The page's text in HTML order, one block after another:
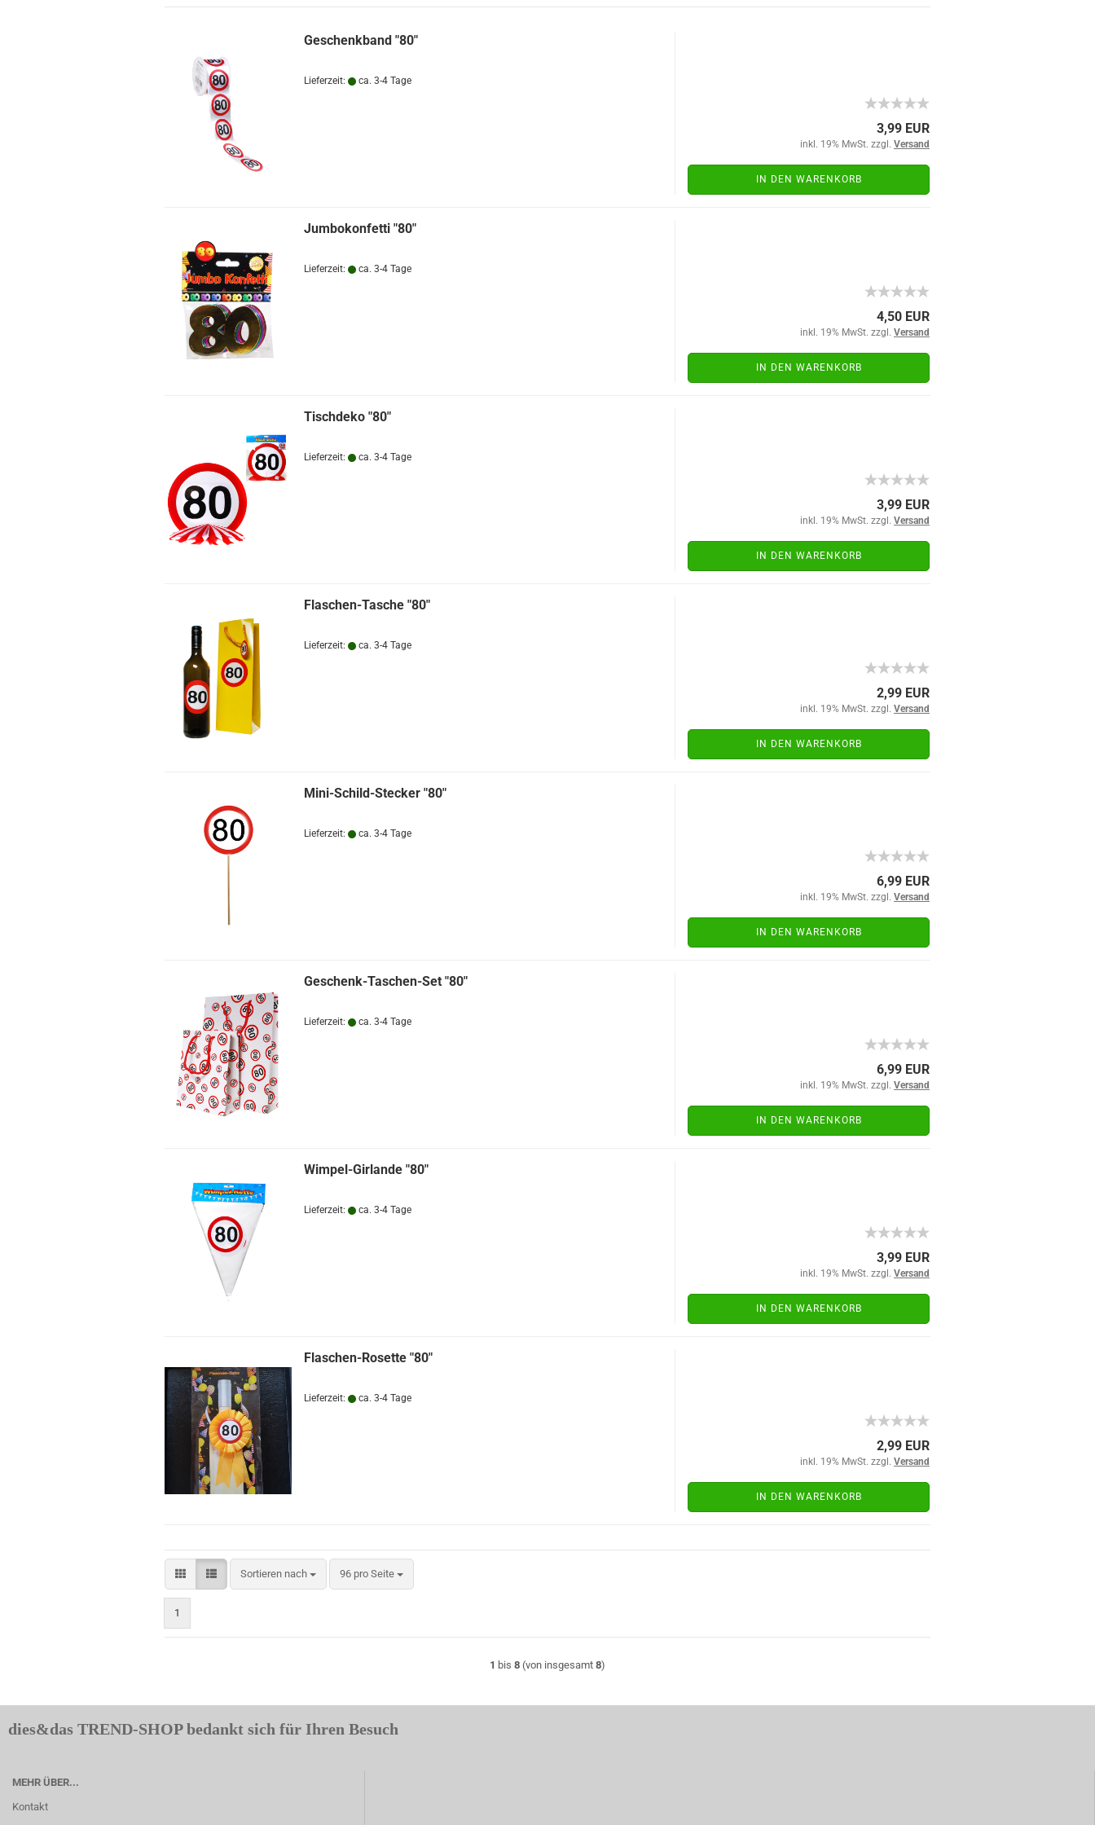
Geschenkband "80"
Lieferzeit: ca. 3-4 Tage
3,99 EUR
inkl. 19% MwSt. zzgl. Versand
IN DEN WARENKORB
Jumbokonfetti "80"
Lieferzeit: ca. 3-4 Tage
4,50 EUR
inkl. 19% MwSt. zzgl. Versand
IN DEN WARENKORB
Tischdeko "80"
Lieferzeit: ca. 3-4 Tage
3,99 EUR
inkl. 19% MwSt. zzgl. Versand
IN DEN WARENKORB
Flaschen-Tasche "80"
Lieferzeit: ca. 3-4 Tage
2,99 EUR
inkl. 19% MwSt. zzgl. Versand
IN DEN WARENKORB
Mini-Schild-Stecker "80"
Lieferzeit: ca. 3-4 Tage
6,99 EUR
inkl. 19% MwSt. zzgl. Versand
IN DEN WARENKORB
Geschenk-Taschen-Set "80"
Lieferzeit: ca. 3-4 Tage
6,99 EUR
inkl. 19% MwSt. zzgl. Versand
IN DEN WARENKORB
Wimpel-Girlande "80"
Lieferzeit: ca. 3-4 Tage
3,99 EUR
inkl. 19% MwSt. zzgl. Versand
IN DEN WARENKORB
Flaschen-Rosette "80"
Lieferzeit: ca. 3-4 Tage
2,99 EUR
inkl. 19% MwSt. zzgl. Versand
IN DEN WARENKORB
Sortieren nach
Sortieren nach 96 pro Seite
pro Seite
1
1 bis 8 (von insgesamt 8)
dies&das TREND-SHOP bedankt sich für Ihren Besuch
MEHR ÜBER...
Kontakt